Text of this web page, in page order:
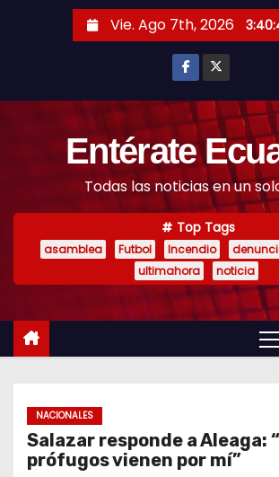
Vie. Ago 7th, 2026
Entérate
Todas las noticias en un
Top Tags
asamblea Futbol Incendio
ultimahora
noticia
NACIONALES
Salazar responde a Aleaga:
prófugos vienen por mí”